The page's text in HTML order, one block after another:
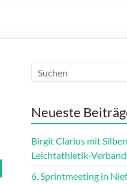
Neueste
Birgit Clarius mit
Leichtathletik-
6. Sprintmeeting in